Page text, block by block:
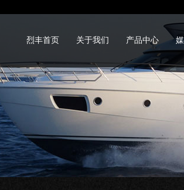
产品中心
关于我们
烈丰首页